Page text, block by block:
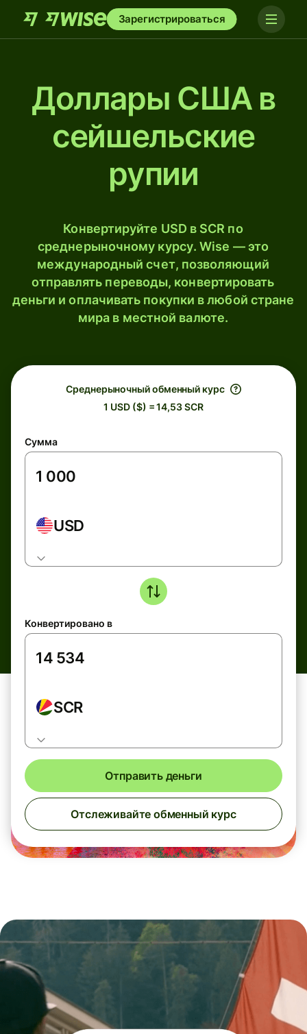
Зарегистрироваться
Доллары США в
сейшельские
рупии
Конвертируйте USD в SCR по
среднерыночному курсу. Wise — это
международный счет, позволяющий
отправлять переводы, конвертировать
деньги и оплачивать покупки в любой стране
мира в местной валюте.
Среднерыночный обменный курс
1 USD ($) = 14,53 SCR
Сумма
USD
Конвертировано в
SCR
Отправить деньги
Отслеживайте обменный курс